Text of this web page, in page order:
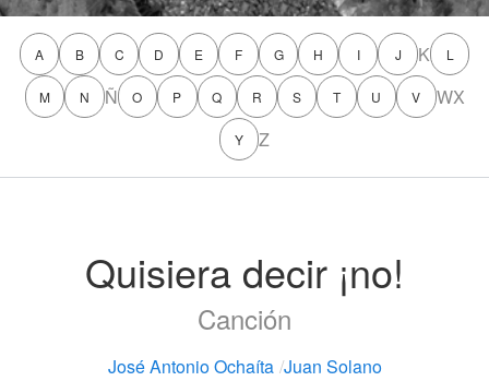
A B C D E F G H I J K L
M N Ñ O P Q R S T U V WX
Y Z
Quisiera decir ¡no!
Canción
José Antonio Ochaíta /Juan Solano